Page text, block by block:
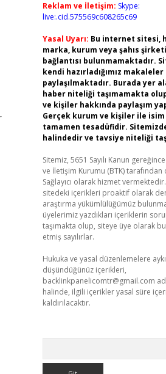
Reklam ve İletişim: Skype:
live:.cid.575569c608265c69
Yasal Uyarı: Bu internet sitesi,
marka, kurum veya şahıs
bağlantısı bulunmamaktadır.
kendi hazırladığımız makaleler
paylaşılmaktadır. Burada yer
haber niteliği taşımamakta
ve kişiler hakkında paylaşım
Gerçek kurum ve kişiler ile
tamamen tesadüfidir.
halindedir ve tavsiye niteliği
Sitemiz, 5651 Sayılı Kanun
ve İletişim Kurumu (BTK) tarafından
Sağlayıcı olarak hizmet
sitedeki içerikleri proaktif olarak
araştırma yükümlülüğümüz
üyelerimiz yazdıkları içeriklerin
taşımakta olup, siteye üye olarak
etmiş sayılırlar.
Hukuka ve yasal düzenlemelere
düşündüğünüz içerikleri,
backlinkpanelicomtr@gmail.com
halinde, ilgili içerikler yasal süre
kaldırılacaktır.